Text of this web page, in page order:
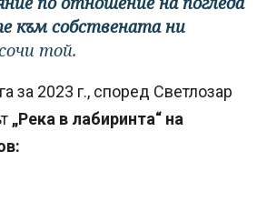
към собствената ни
той.
за 2023 г., според Светлозар
„Река в лабиринта“ на